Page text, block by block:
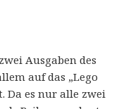
Ausgaben des
auf das „Lego
Da es nur alle zwei